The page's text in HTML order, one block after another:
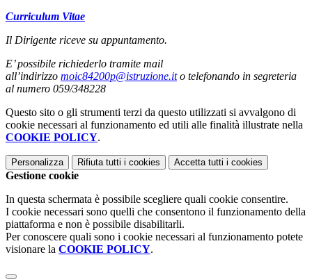
Curriculum Vitae
Il Dirigente riceve su appuntamento.
E’ possibile richiederlo tramite mail
all’indirizzo moic84200p@istruzione.it o telefonando in segreteria
al numero 059/348228
Questo sito o gli strumenti terzi da questo utilizzati si avvalgono di
cookie necessari al funzionamento ed utili alle finalità illustrate nella
COOKIE POLICY.
Personalizza Rifiuta tutti i cookies Accetta tutti i cookies
Gestione cookie
In questa schermata è possibile scegliere quali cookie consentire.
I cookie necessari sono quelli che consentono il funzionamento della
piattaforma e non è possibile disabilitarli.
Per conoscere quali sono i cookie necessari al funzionamento potete
visionare la COOKIE POLICY.